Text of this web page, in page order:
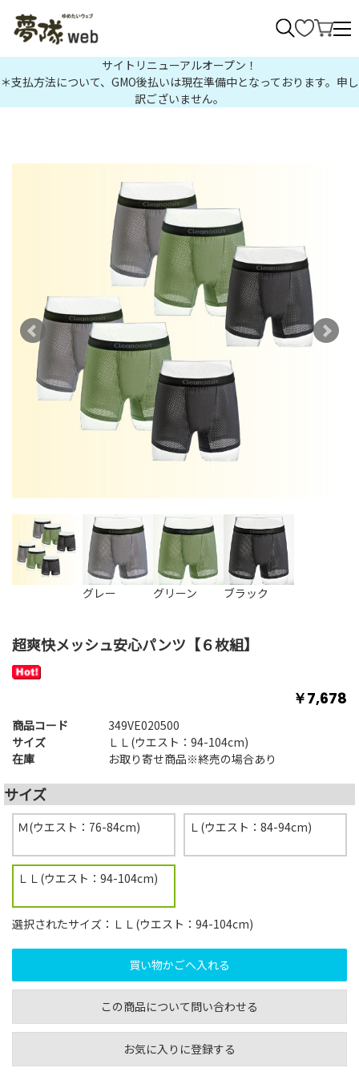
サイトリニューアルオープン！
＊支払方法について、GMO後払いは現在準備中となっております。申し
訳ございません。
グレー グリーン ブラック
超爽快メッシュ安心パンツ【６枚組】
￥7,678
商品コード
349VE020500
サイズ
ＬＬ(ウエスト：94-104cm)
在庫
お取り寄せ商品※終売の場合あり
サイズ
Ｍ(ウエスト：76-84cm) Ｌ(ウエスト：84-94cm)
ＬＬ(ウエスト：94-104cm)
選択されたサイズ：ＬＬ(ウエスト：94-104cm)
お気に入りに登録する
この商品について問い合わせる